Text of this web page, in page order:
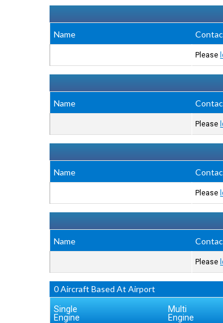
Name
Please
Name
Please
Name
Please
Name
Please
0 Aircraft Based At Airport
Single
Engine
Multi
Engine